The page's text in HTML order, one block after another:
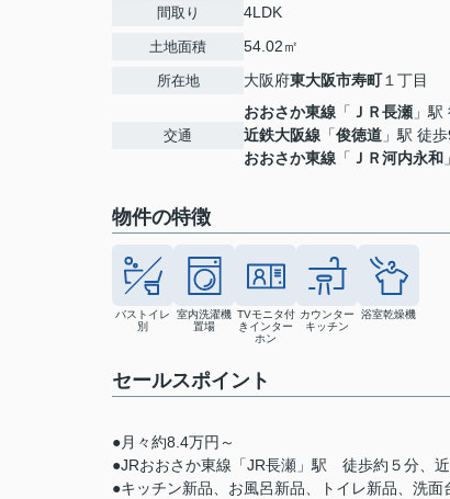
間取り 4LDK
土地面積 54.02㎡
所在地 大阪府東大阪市寿町１丁目
交通
おおさか東線 「 ＪＲ長瀬 」
近鉄大阪線 「俊徳道 」駅 徒
おおさか東線 「 ＪＲ河内永和
物件の特徴
バストイレ
別
室内洗濯機
置場
TVモニタ付
きインター
ホン
カウンター
キッチン
浴室乾燥機
セールスポイント
●月々約8.4万円～
●JRおおさか東線「JR長瀬」駅 徒歩約５分、
●キッチン新品、お風呂新品、トイレ新品、洗面